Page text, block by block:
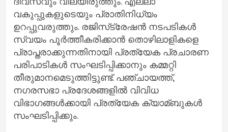
വകുപ്പുകളുടെയും പ്രാതിനിധ്യം
ഉറപ്പുവരുത്തും. രജിസ്‌ട്രേഷന്‍ നടപടികള്‍
സ്വയം പൂര്‍ത്തീകരിക്കാന്‍ തൊഴിലാളികളെ
പ്രാപ്തരാക്കുന്നതിനായി പ്രത്യേക പ്രചാരണ
പരിപാടികള്‍ സംഘടിപ്പിക്കാനും കമ്മറ്റി
തീരുമാനമെടുത്തിട്ടുണ്ട്. പഞ്ചായത്ത്,
നഗരസഭാ പ്രദേശങ്ങളില്‍ വിവിധ
വിഭാഗങ്ങള്‍ക്കായി പ്രത്യേക ക്യാമ്ബുകള്‍
സംഘടിപ്പിക്കും.